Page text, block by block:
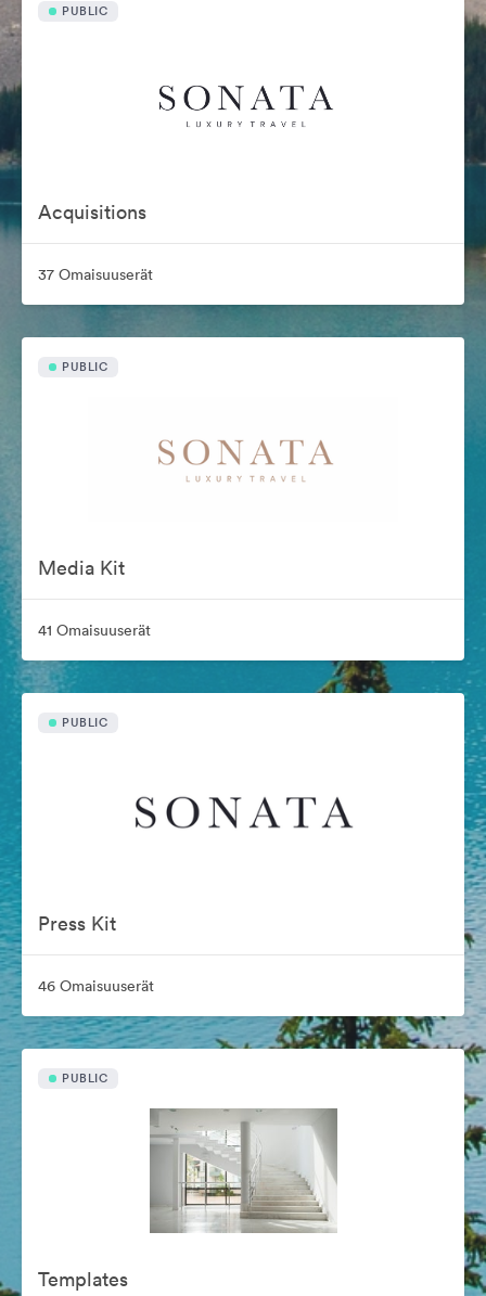
PUBLIC
Acquisitions
37 Omaisuuserät
PUBLIC
Media Kit
41 Omaisuuserät
PUBLIC
Press Kit
46 Omaisuuserät
PUBLIC
Templates